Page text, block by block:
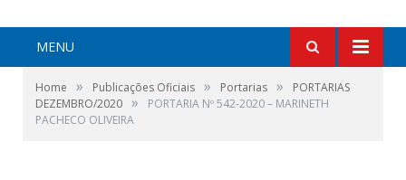
MENU
Home » Publicações Oficiais » Portarias »
PORTARIAS
DEZEMBRO/2020 »
PORTARIA Nº 542-2020 – MARINETH
PACHECO OLIVEIRA